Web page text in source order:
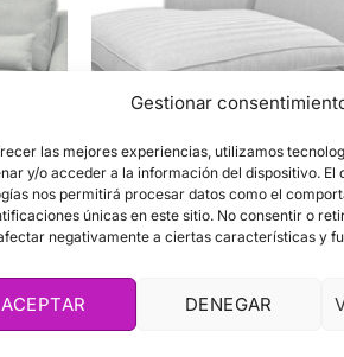
Gestionar
las mejores experiencias, utilizamos
y/o acceder a la información del dispositivo. El
nos permitirá procesar datos como el
únicas en este sitio. No consentir o
negativamente a ciertas características y
ACEPTAR DENEGAR
al
Lorenzo
elegante, pensado para aportar
en cualquier estancia.